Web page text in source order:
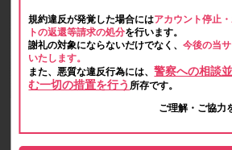
規約違反が発覚した場合にはアカウント停止
トの返還等請求の処分を行います。
謝礼の対象にならないだけでなく、今後の当
いたします。
また、悪質な違反行為には、警察への相談
む一切の措置を行う 所存です。
ご理解・ご協力